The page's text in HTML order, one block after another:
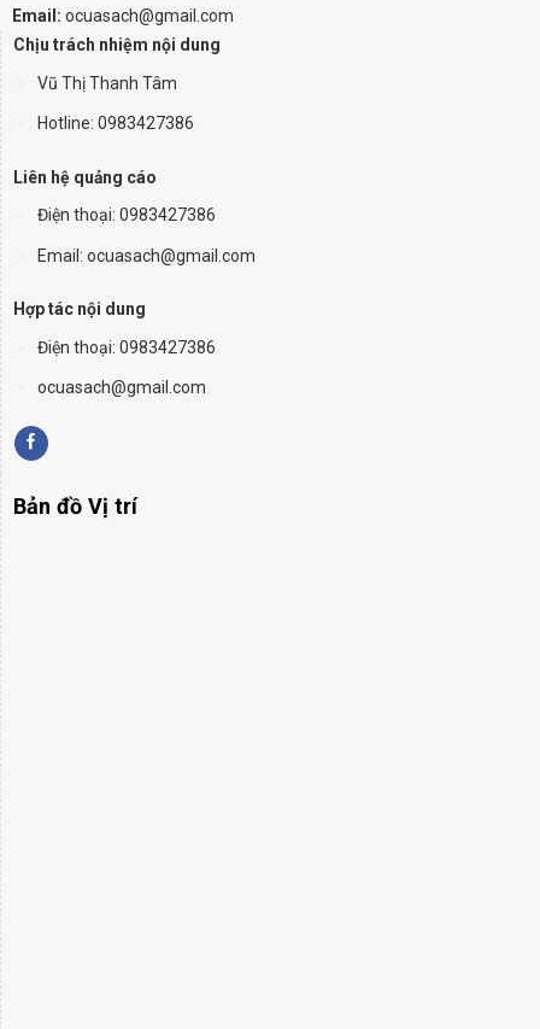
Email: ocuasach@gmail.com
Chịu trách nhiệm nội dung
Vũ Thị Thanh Tâm
Hotline: 0983427386
Liên hệ quảng cáo
Điện thoại: 0983427386
Email: ocuasach@gmail.com
Hợp tác nội dung
Điện thoại: 0983427386
ocuasach@gmail.com
Bản đồ Vị trí